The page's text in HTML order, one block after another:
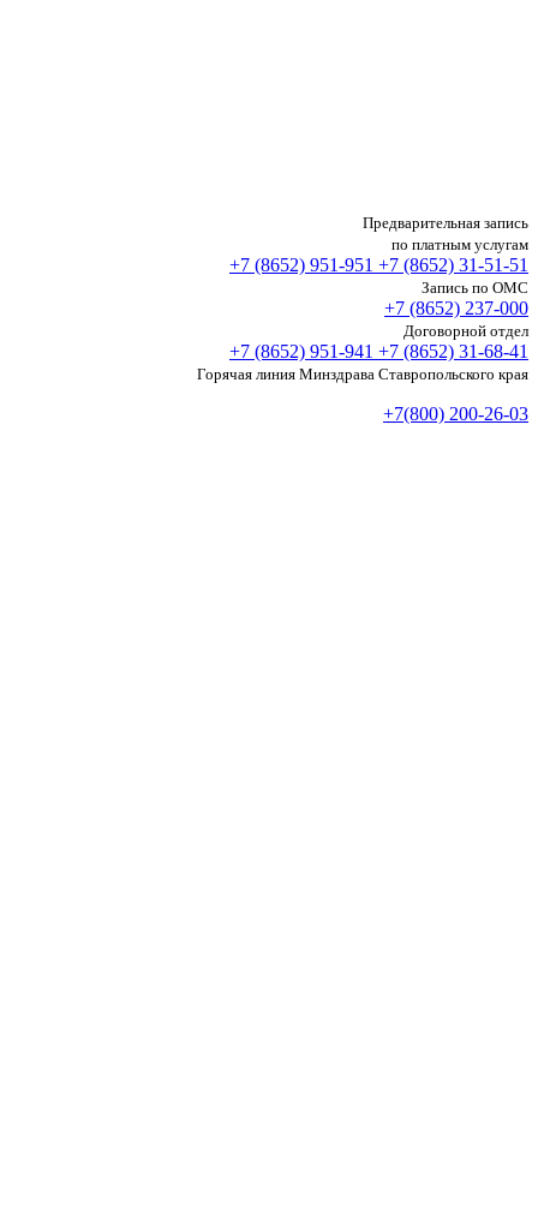
Предварительная запись
по платным услугам
+7 (8652) 951-951 +7 (8652) 31-51-51
Запись по ОМС
+7 (8652) 237-000
Договорной отдел
+7 (8652) 951-941 +7 (8652) 31-68-41
Горячая линия Минздрава Ставропольского края
+7(800) 200-26-03